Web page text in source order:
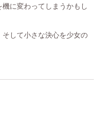
に変わってしまうかもし
して小さな決心を少女の